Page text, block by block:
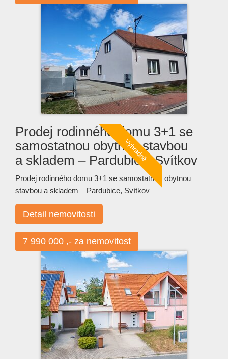
Prodej rodinného domu 3+1 se
samostatnou obytnou stavbou
a skladem – Pardubice, Svítkov
Prodej rodinného domu 3+1 se samostatnou obytnou
stavbou a skladem – Pardubice, Svítkov
Detail nemovitosti
7 990 000 ,- za nemovitost